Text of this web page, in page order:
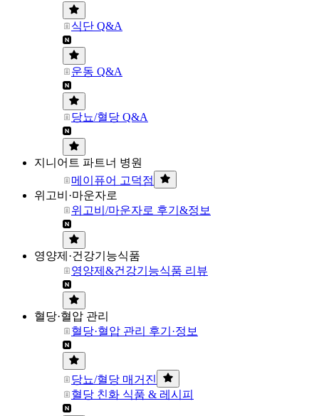
식단 Q&A
운동 Q&A
당뇨/혈당 Q&A
지니어트 파트너 병원
메이퓨어 고덕점
위고비·마운자로
위고비/마운자로 후기&정보
영양제·건강기능식품
영양제&건강기능식품 리뷰
혈당·혈압 관리
혈당·혈압 관리 후기·정보
당뇨/혈당 매거진
혈당 친화 식품 & 레시피